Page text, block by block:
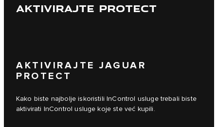
AKTIVIRAJTE PROTECT
AKTIVIRAJTE JAGUAR
PROTECT
Kako biste najbolje iskoristili InControl usluge trebali biste
aktivirati InControl usluge koje ste već kupili.